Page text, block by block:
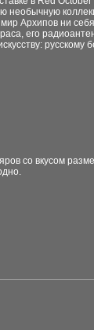
Архипов ни
его
со вкусом